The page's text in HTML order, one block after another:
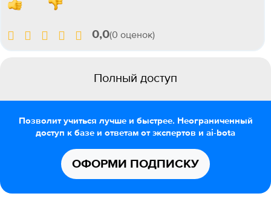
0,0(0 оценок)
Полный доступ
Позволит учиться лучше и быстрее. Неограниченный
доступ к базе и ответам от экспертов и ai-bota
ОФОРМИ ПОДПИСКУ